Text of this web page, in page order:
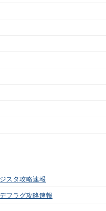
スタ攻略速報
フラグ攻略速報